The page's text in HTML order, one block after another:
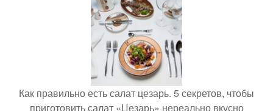
Как правильно есть салат цезарь. 5 секретов, чтобы
приготовить салат «Цезарь» нереально вкусно